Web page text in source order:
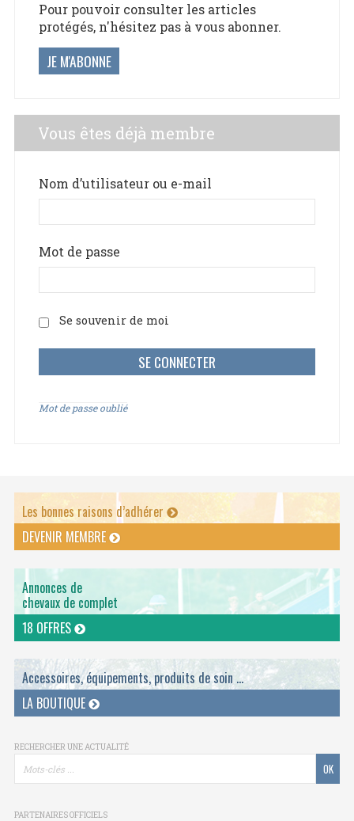
Pour pouvoir consulter les articles
protégés, n'hésitez pas à vous abonner.
JE M'ABONNE
Vous êtes déjà membre
Nom d’utilisateur ou e-mail
Mot de passe
Se souvenir de moi
Mot de passe oublié
Les bonnes raisons d’adhérer
DEVENIR MEMBRE
Annonces de
chevaux de complet
18 OFFRES
Accessoires, équipements, produits de soin ...
LA BOUTIQUE
RECHERCHER UNE ACTUALITÉ
PARTENAIRES OFFICIELS